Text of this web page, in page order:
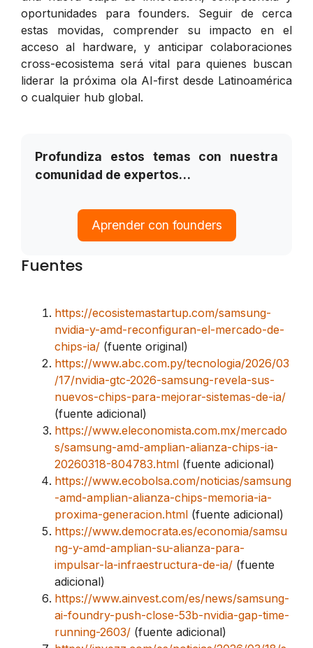
oportunidades para founders. Seguir de cerca
estas movidas, comprender su impacto en el
acceso al hardware, y anticipar colaboraciones
cross-ecosistema será vital para quienes buscan
liderar la próxima ola AI-first desde Latinoamérica
o cualquier hub global.
Profundiza estos temas con nuestra
comunidad de expertos…
Aprender con founders
Fuentes
https://ecosistemastartup.com/samsung-
nvidia-y-amd-reconfiguran-el-mercado-de-
chips-ia/ (fuente original)
https://www.abc.com.py/tecnologia/2026/03
/17/nvidia-gtc-2026-samsung-revela-sus-
nuevos-chips-para-mejorar-sistemas-de-ia/
(fuente adicional)
https://www.eleconomista.com.mx/mercado
s/samsung-amd-amplian-alianza-chips-ia-
20260318-804783.html (fuente adicional)
https://www.ecobolsa.com/noticias/samsung
-amd-amplian-alianza-chips-memoria-ia-
proxima-generacion.html (fuente adicional)
https://www.democrata.es/economia/samsu
ng-y-amd-amplian-su-alianza-para-
impulsar-la-infraestructura-de-ia/ (fuente
adicional)
https://www.ainvest.com/es/news/samsung-
ai-foundry-push-close-53b-nvidia-gap-time-
running-2603/ (fuente adicional)